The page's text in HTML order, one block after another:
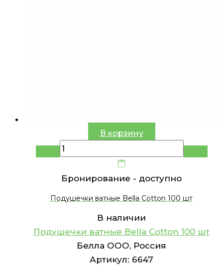
В корзину
Бронирование - доступно
Подушечки ватные Bella Cotton 100 шт
В наличии
Подушечки ватные Bella Cotton 100 шт
Белла ООО, Россия
Артикул: 6647